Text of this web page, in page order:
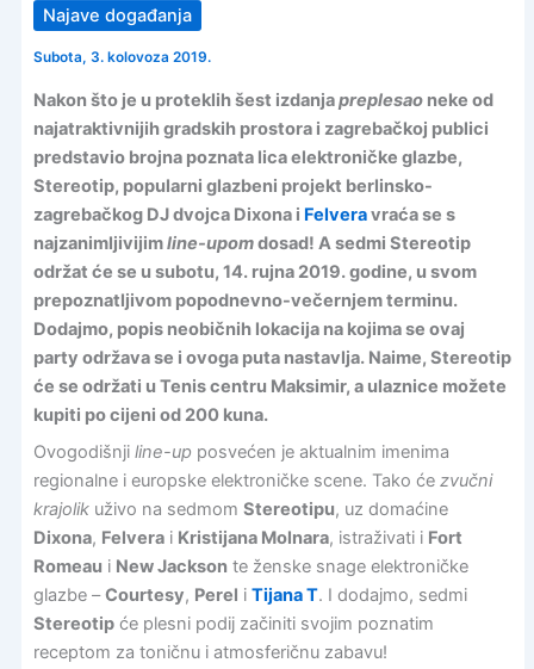
Najave događanja
Subota, 3. kolovoza 2019.
Nakon što je u proteklih šest izdanjapreplesaoneke od
najatraktivnijih gradskih prostora i zagrebačkoj publici
predstavio brojna poznata lica elektroničke glazbe,
Stereotip, popularni glazbeni projekt berlinsko-
zagrebačkog DJ dvojca Dixona i Felveravraća se s
najzanimljivijimline-upomdosad! A sedmi Stereotip
održat će se u subotu, 14. rujna 2019. godine, u svom
prepoznatljivom popodnevno-večernjem terminu.
Dodajmo, popis neobičnih lokacija na kojima se ovaj
party održava se i ovoga puta nastavlja. Naime, Stereotip
će se održati u Tenis centru Maksimir, a ulaznice možete
kupiti po cijeni od 200 kuna.
Ovogodišnji line-up posvećen je aktualnim imenima
regionalne i europske elektroničke scene. Tako će zvučni
krajolikuživo na sedmom Stereotipu, uz domaćine
Dixona, Felverai Kristijana Molnara, istraživati i Fort
Romeau i New Jacksonte ženske snage elektroničke
glazbe –Courtesy, Perel i Tijana T. I dodajmo, sedmi
Stereotipće plesni podij začiniti svojim poznatim
receptom za toničnu i atmosferičnu zabavu!